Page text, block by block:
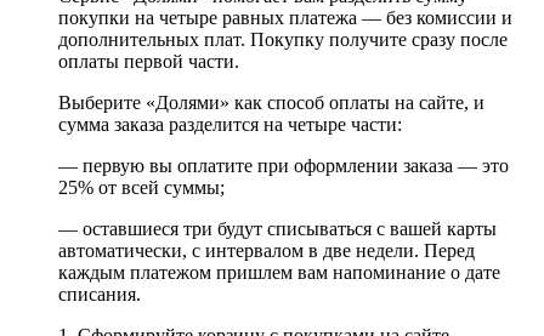
покупки на четыре равных платежа — без комиссии и
дополнительных плат. Покупку получите сразу после
оплаты первой части.
Выберите «Долями» как способ оплаты на сайте, и
сумма заказа разделится на четыре части:
— первую вы оплатите при оформлении заказа — это
25% от всей суммы;
— оставшиеся три будут списываться с вашей карты
автоматически, с интервалом в две недели. Перед
каждым платежом пришлем вам напоминание о дате
списания.